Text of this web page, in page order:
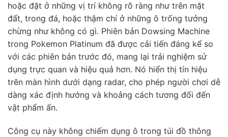
hoặc đặt ở những vị trí không rõ ràng như trên mặt
đất, trong đá, hoặc thậm chí ở những ô trống tưởng
chừng như không có gì. Phiên bản Dowsing Machine
trong Pokemon Platinum đã được cải tiến đáng kể so
với các phiên bản trước đó, mang lại trải nghiệm sử
dụng trực quan và hiệu quả hơn. Nó hiển thị tín hiệu
trên màn hình dưới dạng radar, cho phép người chơi dễ
dàng xác định hướng và khoảng cách tương đối đến
vật phẩm ẩn.
Công cụ này không chiếm dụng ô trong túi đồ thông